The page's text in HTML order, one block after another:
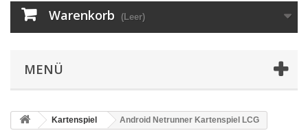
Warenkorb (Leer)
MENÜ
Kartenspiel Android Netrunner Kartenspiel LCG